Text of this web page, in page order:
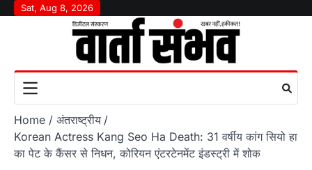
SkipSat, Aug 8, 2026
Home
अंतराष्‍ट्रीय
Korean Actress Kang Seo Ha Death: 31 वर्षीय कांग सियो हा
का पेट के कैंसर से निधन, कोरियन एंटरटेनमेंट इंडस्ट्री में शोक